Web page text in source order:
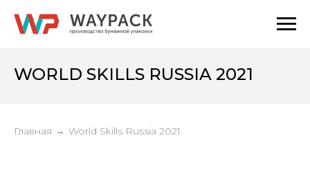
WORLD SKILLS RUSSIA 2021
Главная → World Skills Russia 2021